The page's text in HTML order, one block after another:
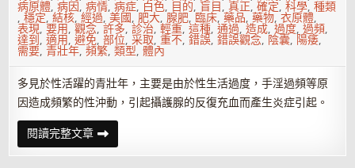
病原體,病因,病情,病症, 白色, 目的,盲目,真正,確定,科學,種類
,穩定,結核,經過,美國,肥大,腺肥, 臨床,藥品,藥物,衣原體,
表現,要用,觀念,許多,診治,輕重,這種,通過,造成,過度,過頻,
達到,適用,避免,部位,采取,重不,錯誤,錯誤觀念, 陰囊, 陽痿,
需要,青壯年,頻繁,類型,體內
多見於性活躍的青壯年，主要是由於性生活過度，手淫過頻等原
因造成頻繁的性沖動，引起攝護腺的反復充血而產生炎症引起。
閱讀完整文章攝
護
腺